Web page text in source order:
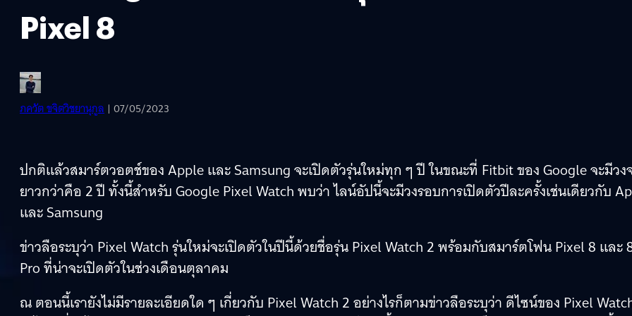
Pixel 8
ภควัต ขจิตวิชยานุกูล | 07/05/2023
ปกติแล้วสมาร์ตวอตช์ของ Apple และ Samsung จะเปิดตัวรุ่นใหม่ทุก ๆ ปี ในขณะที่ Fitbit ของ Google จะมีวง
ยาวกว่าคือ 2 ปี ทั้งนี้สำหรับ Google Pixel Watch พบว่า ไลน์อัปนี้จะมีวงรอบการเปิดตัวปีละครั้งเช่นเดียวกับ
และ Samsung
ข่าวลือระบุว่า Pixel Watch รุ่นใหม่จะเปิดตัวในปีนี้ด้วยชื่อรุ่น Pixel Watch 2 พร้อมกับสมาร์ตโฟน Pixel 8 และ
Pro ที่น่าจะเปิดตัวในช่วงเดือนตุลาคม
ณ ตอนนี้เรายังไม่มีรายละเอียดใด ๆ เกี่ยวกับ Pixel Watch 2 อย่างไรก็ตามข่าวลือระบุว่า ดีไซน์ของ Pixel